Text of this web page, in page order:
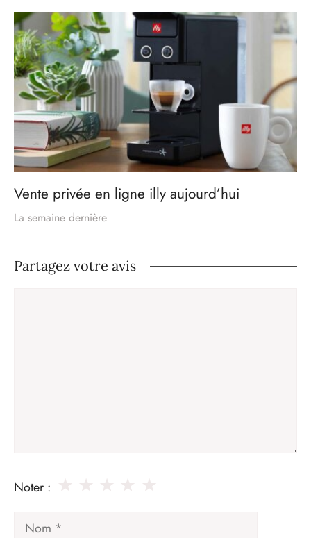
Vente privée en ligne illy aujourd’hui
La semaine dernière
Partagez votre avis
Noter :
Nom